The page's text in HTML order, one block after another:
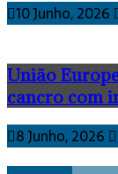
10 Junho, 2026
União
cancro com
8 Junho, 2026